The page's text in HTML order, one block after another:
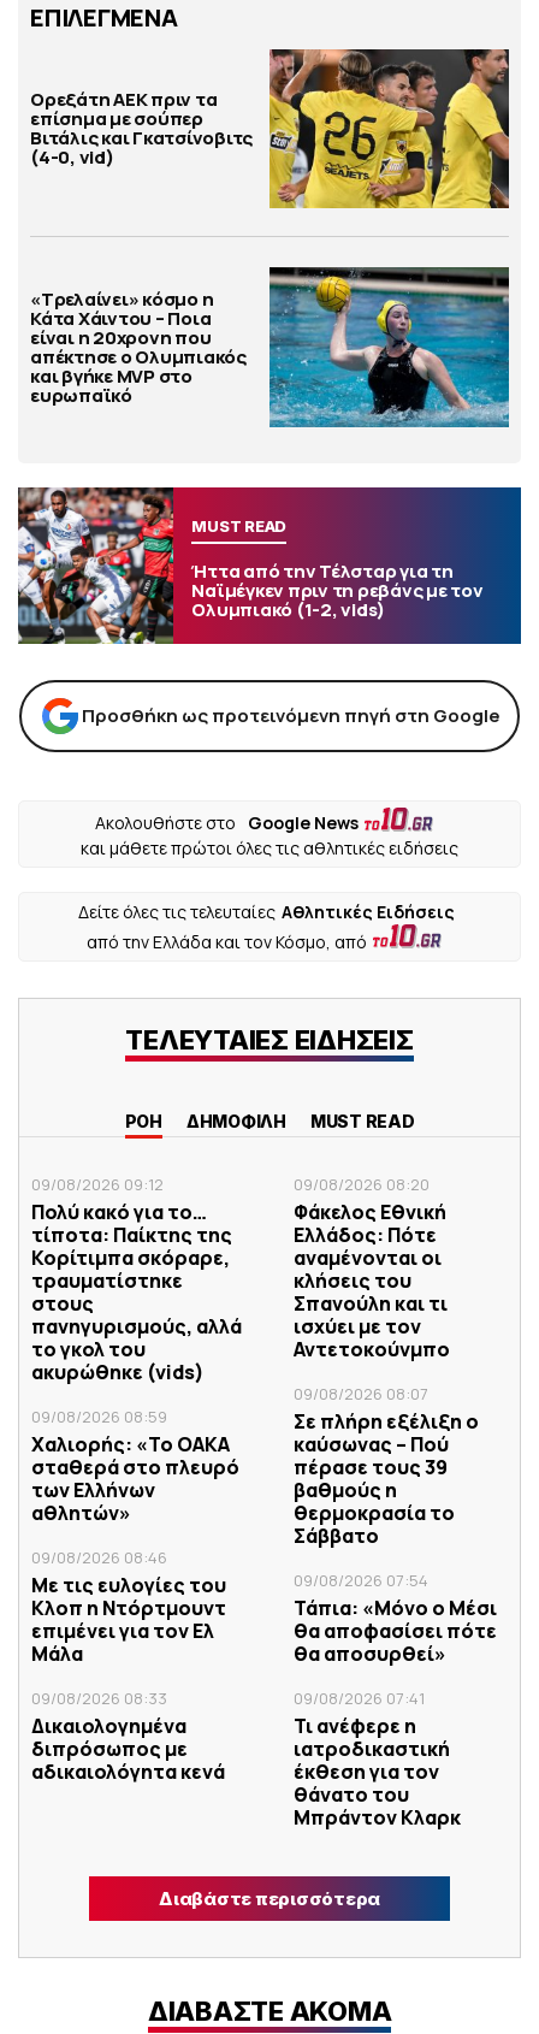
ΕΠΙΛΕΓΜΕΝΑ
Ορεξάτη ΑΕΚ πριν τα
επίσημα με σούπερ
Βιτάλις και Γκατσίνοβιτς
(4-0, vid)
«Τρελαίνει» κόσμο η
Κάτα Χάιντου – Ποια
είναι η 20χρονη που
απέκτησε ο Ολυμπιακός
και βγήκε MVP στο
ευρωπαϊκό
MUST READ
Ήττα από την Τέλσταρ για τη
Ναϊμέγκεν πριν τη ρεβάνς με τον
Ολυμπιακό (1-2, vids)
Προσθήκη ως προτεινόμενη πηγή στη Google
Ακολουθήστε στο
Google News
και μάθετε πρώτοι όλες τις αθλητικές ειδήσεις
Δείτε όλες τις τελευταίες Αθλητικές Ειδήσεις
από την Ελλάδα και τον Κόσμο, από
ΤΕΛΕΥΤΑΙΕΣ ΕΙΔΗΣΕΙΣ
ΡΟΗ ΔΗΜΟΦΙΛΗ MUST READ
09/08/2026 09:12
Πολύ κακό για το…
τίποτα: Παίκτης της
Κορίτιμπα σκόραρε,
τραυματίστηκε
στους
πανηγυρισμούς, αλλά
το γκολ του
ακυρώθηκε (vids)
09/08/2026 08:59
Χαλιορής: «Το ΟΑΚΑ
σταθερά στο πλευρό
των Ελλήνων
αθλητών»
09/08/2026 08:46
Με τις ευλογίες του
Κλοπ η Ντόρτμουντ
επιμένει για τον Ελ
Μάλα
09/08/2026 08:33
Δικαιολογημένα
διπρόσωπος με
αδικαιολόγητα κενά
09/08/2026 08:20
Φάκελος Εθνική
Ελλάδος: Πότε
αναμένονται οι
κλήσεις του
Σπανούλη και τι
ισχύει με τον
Αντετοκούνμπο
09/08/2026 08:07
Σε πλήρη εξέλιξη ο
καύσωνας – Πού
πέρασε τους 39
βαθμούς η
θερμοκρασία το
Σάββατο
09/08/2026 07:54
Τάπια: «Μόνο ο Μέσι
θα αποφασίσει πότε
θα αποσυρθεί»
09/08/2026 07:41
Τι ανέφερε η
ιατροδικαστική
έκθεση για τον
θάνατο του
Μπράντον Κλαρκ
Διαβάστε περισσότερα
ΔΙΑΒΑΣΤΕ ΑΚΟΜΑ